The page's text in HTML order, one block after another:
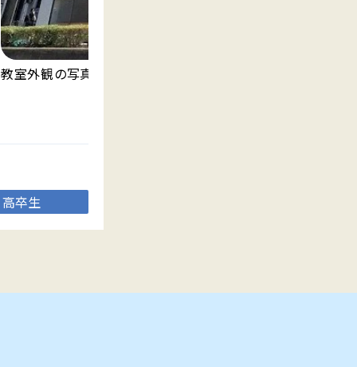
教室外観の写真です。
高卒生